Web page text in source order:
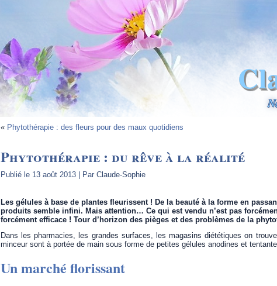
« Phytothérapie : des fleurs pour des maux quotidiens
Phytothérapie : du rêve à la réalité
Publié le 13 août 2013 Par Claude-Sophie
Les gélules à base de plantes fleurissent ! De la beauté à la forme en
produits semble infini. Mais attention… Ce qui est vendu n’est pas
forcément efficace ! Tour d’horizon des pièges et des problèmes de la
Dans les pharmacies, les grandes surfaces, les magasins diététiques on
minceur sont à portée de main sous forme de petites gélules anodines et
Un marché florissant